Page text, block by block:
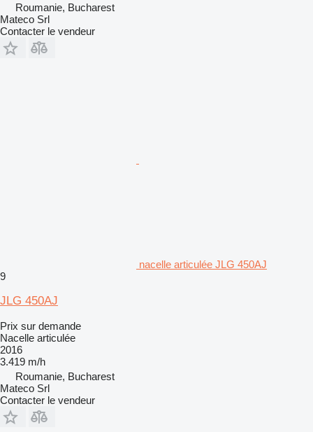
Roumanie, Bucharest
Mateco Srl
Contacter le vendeur
nacelle articulée JLG 450AJ
9
JLG 450AJ
Prix sur demande
Nacelle articulée
2016
3.419 m/h
Roumanie, Bucharest
Mateco Srl
Contacter le vendeur